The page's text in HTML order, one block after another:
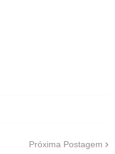
Próxima Postagem